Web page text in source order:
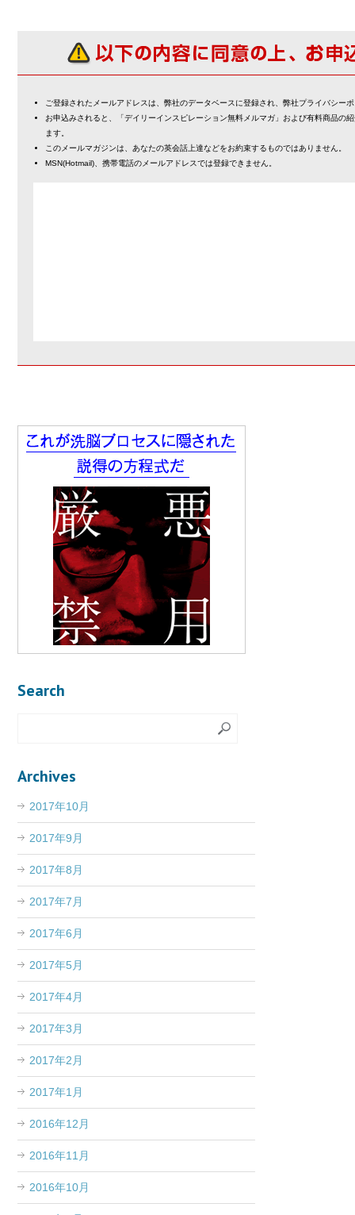
ご登録されたメールアドレスは、弊社のデータベースに登録され、弊社プライバシー
お申込みされると、「デイリーインスピレーション無料メルマガ」および有料商品の
ます。
このメールマガジンは、あなたの英会話上達などをお約束するものではありません。
MSN(Hotmail)、携帯電話のメールアドレスでは登録できません。
Search
Archives
2017年10月
2017年9月
2017年8月
2017年7月
2017年6月
2017年5月
2017年4月
2017年3月
2017年2月
2017年1月
2016年12月
2016年11月
2016年10月